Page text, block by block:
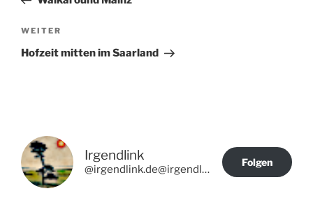
Nächster
Beitrag
WEITER
Hofzeit mitten im Saarland
Irgendlink
@irgendlink.de@irgendlink.de
Folgen